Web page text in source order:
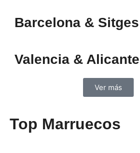
Barcelona & Sitges
Valencia & Alicante
Ver más
Top Marruecos